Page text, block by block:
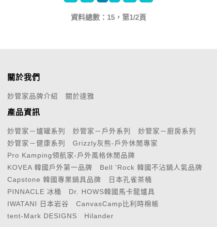
資料總數：15，第1/2頁
關於我們
妙管家品牌介紹 關於達雅
產品資訊
妙管家－爐罐系列 妙管家－戶外系列
妙管家－廚房系列
妙管家－健康系列
Grizzly灰熊-戶外休閒專家
Pro Kamping領航家-戶外風格休閒品牌
KOVEA 韓國戶外第一品牌
Bell 'Rock 韓國不沾鍋人氣品牌
Capstone 韓國專業鍋具品牌
日本孔雀茶桶
PINNACLE 冰桶
Dr. HOWS韓國馬卡龍爐具
IWATANI 日本岩谷
CanvasCamp比利時棉帳
tent-Mark DESIGNS
Hilander